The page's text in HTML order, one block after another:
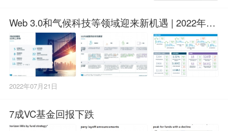
Web 3.0和气候科技等领域迎来新机遇 | 2022年上
半年市场态势报告
2022年07月21日
7成VC基金回报下跌